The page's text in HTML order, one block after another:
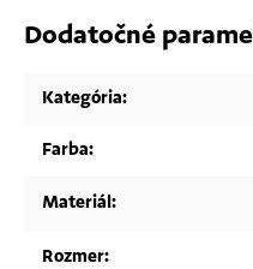
Dodatočné
Kategória:
Farba:
Materiál:
Rozmer: